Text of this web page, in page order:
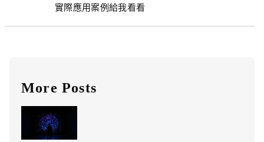
實際應用案例給我看看
More Posts